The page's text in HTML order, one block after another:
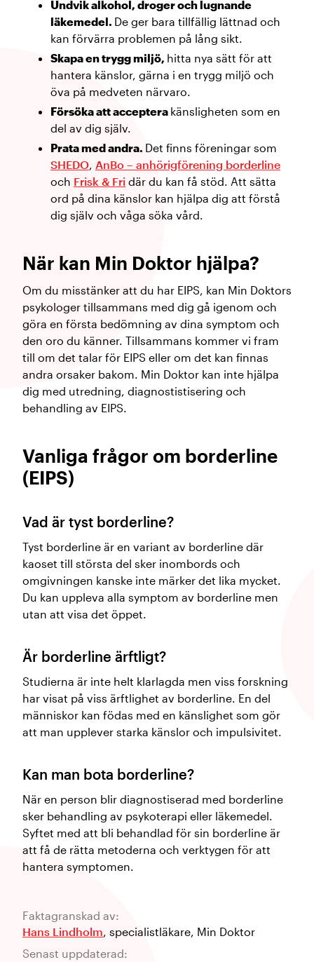
Undvik alkohol, droger och lugnande
läkemedel. De ger bara tillfällig lättnad och
kan förvärra problemen på lång sikt.
Skapa en trygg miljö, hitta nya sätt för att
hantera känslor, gärna i en trygg miljö och
öva på medveten närvaro.
Försöka att acceptera känsligheten som en
del av dig själv.
Prata med andra. Det finns föreningar som
SHEDO, AnBo – anhörigförening borderline
och Frisk & Fri där du kan få stöd. Att sätta
ord på dina känslor kan hjälpa dig att förstå
dig själv och våga söka vård.
När kan Min Doktor hjälpa?
Om du misstänker att du har EIPS, kan Min Doktors
psykologer tillsammans med dig gå igenom och
göra en första bedömning av dina symptom och
den oro du känner. Tillsammans kommer vi fram
till om det talar för EIPS eller om det kan finnas
andra orsaker bakom. Min Doktor kan inte hjälpa
dig med utredning, diagnostistisering och
behandling av EIPS.
Vanliga frågor om borderline
(EIPS)
Vad är tyst borderline?
Tyst borderline är en variant av borderline där
kaoset till största del sker inombords och
omgivningen kanske inte märker det lika mycket.
Du kan uppleva alla symptom av borderline men
utan att visa det öppet.
Är borderline ärftligt?
Studierna är inte helt klarlagda men viss forskning
har visat på viss ärftlighet av borderline. En del
människor kan födas med en känslighet som gör
att man upplever starka känslor och impulsivitet.
Kan man bota borderline?
När en person blir diagnostiserad med borderline
sker behandling av psykoterapi eller läkemedel.
Syftet med att bli behandlad för sin borderline är
att få de rätta metoderna och verktygen för att
hantera symptomen.
Faktagranskad av:
Hans Lindholm, specialistläkare, Min Doktor
Senast uppdaterad: